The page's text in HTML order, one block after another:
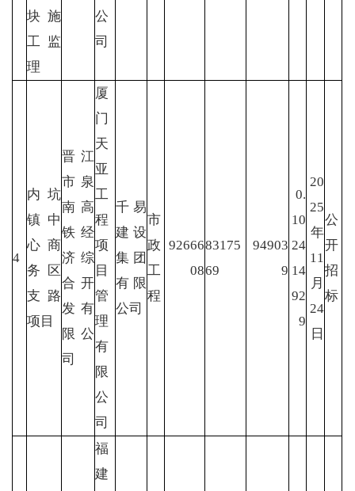
块施
工监
理
公
司
4
内坑
镇中
心商
务区
支路
项目
晋江
市泉
南高
铁经
济综
合开
发有
限公
司
厦
门
天
亚
工
程
项
目
管
理
有
限
公
司
千易
建设
集团
有限
公司
市
政
工
程
92666
08
83175
69
94903
9
0.
10
24
14
92
9
20
25
年
11
月
24
日
公
开
招
标
福
建